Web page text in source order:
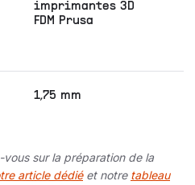
imprimantes 3D
FDM Prusa
1,75 mm
sur la préparation de la
article dédiéet notre tableau